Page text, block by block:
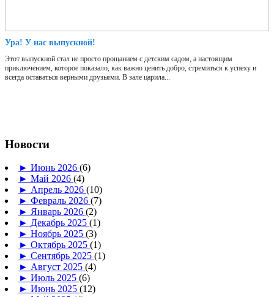
Ура! У нас выпускной!
Этот выпускной стал не просто прощанием с детским садом, а настоящим
приключением, которое показало, как важно ценить добро, стремиться к успеху и
всегда оставаться верными друзьями. В зале царила...
Новости
► Июнь 2026 (6)
► Май 2026 (4)
► Апрель 2026 (10)
► Февраль 2026 (7)
► Январь 2026 (2)
► Декабрь 2025 (1)
► Ноябрь 2025 (3)
► Октябрь 2025 (1)
► Сентябрь 2025 (1)
► Август 2025 (4)
► Июль 2025 (6)
► Июнь 2025 (12)